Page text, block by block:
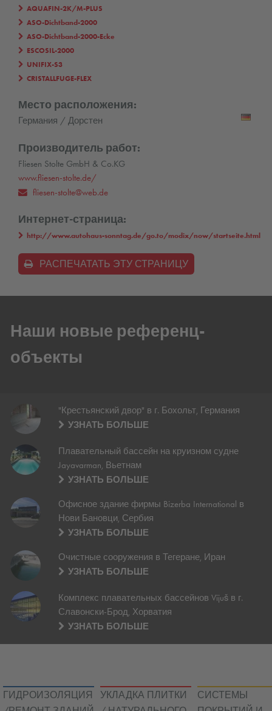
AQUAFIN-2K/M-PLUS
ASO-Dichtband-2000
ASO-Dichtband-2000-Ecke
ESCOSIL-2000
UNIFIX-S3
CRISTALLFUGE-FLEX
Место расположения:
Германия / Дорстен
Производитель работ:
Fliesen Stolte GmbH & Co.KG
www.fliesen-stolte.de/
fliesen-stolte@web.de
Интернет-страница:
http://www.autohaus-sonntag.de/go.to/modix/now/startseite.html
РАСПЕЧАТАТЬ ЭТУ СТРАНИЦУ
Наши новые референц-
объекты
"Крестьянский двор" в г. Бохольт, Германия
УЗНАТЬ БОЛЬШЕ
Плавательный бассейн на круизном судне
Jayavarman, Вьетнам
УЗНАТЬ БОЛЬШЕ
Офисное здание фирмы Bizerba International в
Нови Бановци, Сербия
УЗНАТЬ БОЛЬШЕ
Очистные сооружения в Тегеране, Иран
УЗНАТЬ БОЛЬШЕ
Комплекс плавательных бассейнов Vijuš в г.
Славонски-Брод, Хорватия
УЗНАТЬ БОЛЬШЕ
ГИДРОИЗОЛЯЦИЯ
УКЛАДКА ПЛИТКИ
СИСТЕМЫ